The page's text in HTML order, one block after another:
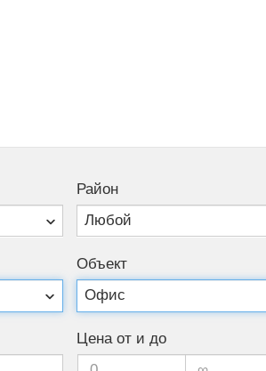
Район
Любой
Объект
Цена от и до